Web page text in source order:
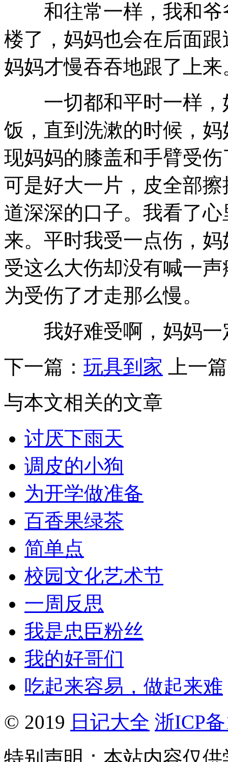
和往常一样，我和爷
楼了，妈妈也会在后面
妈妈才慢吞吞地跟了上来
一切都和平时一样，
饭，直到洗漱的时候，
现妈妈的膝盖和手臂受
可是好大一片，皮全部
道深深的口子。我看了
来。平时我受一点伤，
受这么大伤却没有喊一
为受伤了才走那么慢。
我好难受啊，妈妈一
下一篇： 玩具到家
上一
与本文相关的文章
讨厌下雨天
调皮的小狗
为开学做准备
百香果绿茶
简单点
校园文化艺术节
一周反思
我是忠臣粉丝
我的好哥们
吃起来容易，做起来难
© 2019 日记大全 浙ICP